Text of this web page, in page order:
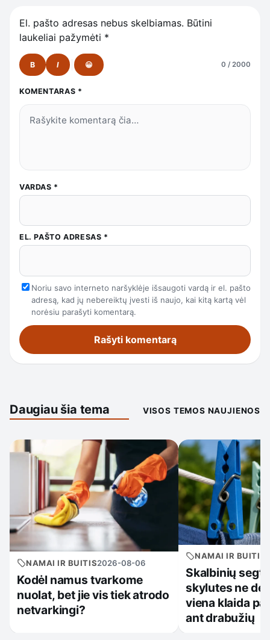
El. pašto adresas nebus skelbiamas. Būtini
laukeliai pažymėti *
B I 😀 0 / 2000
KOMENTARAS *
VARDAS *
EL. PAŠTO ADRESAS *
Noriu savo interneto naršyklėje išsaugoti vardą ir el. pašto
adresą, kad jų nebereiktų įvesti iš naujo, kai kitą kartą vėl
norėsiu parašyti komentarą.
Daugiau šia tema VISOS TEMOS NAUJIENOS
NAMAI IR BUITIS2026-08-06
Kodėl namus tvarkome
nuolat, bet jie vis tiek atrodo
netvarkingi?
NAMAI IR BUITIS
Skalbinių
skylutes ne
viena klaida
ant drabužių